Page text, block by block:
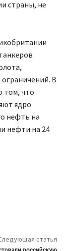
страны, не
В
том, что
ядро
нефть на
нефти на 24
статья